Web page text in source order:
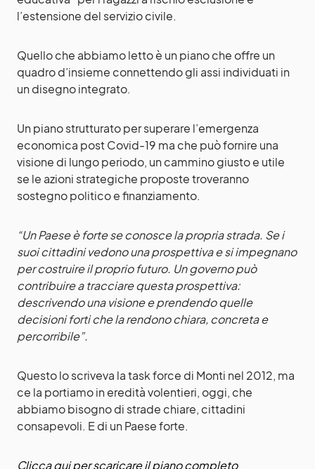
l’estensione del servizio civile.
Quello che abbiamo letto è un piano che offre un
quadro d’insieme connettendo gli assi individuati in
un disegno integrato.
Un piano strutturato per superare l’emergenza
economica post Covid-19 ma che può fornire una
visione di lungo periodo, un cammino giusto e utile
se le azioni strategiche proposte troveranno
sostegno politico e finanziamento.
“Un Paese è forte se conosce la propria strada. Se i
suoi cittadini vedono una prospettiva e si impegnano
per costruire il proprio futuro. Un governo può
contribuire a tracciare questa prospettiva:
descrivendo una visione e prendendo quelle
decisioni forti che la rendono chiara, concreta e
percorribile”.
Questo lo scriveva la task force di Monti nel 2012, ma
ce la portiamo in eredità volentieri, oggi, che
abbiamo bisogno di strade chiare, cittadini
consapevoli. E di un Paese forte.
Clicca qui per scaricare il piano completo